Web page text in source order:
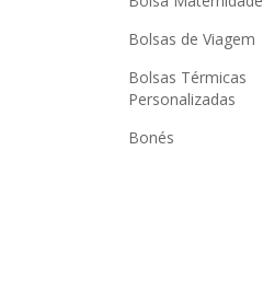
Bolsas de Viagem
Bolsas Térmicas
Personalizadas
Bonés